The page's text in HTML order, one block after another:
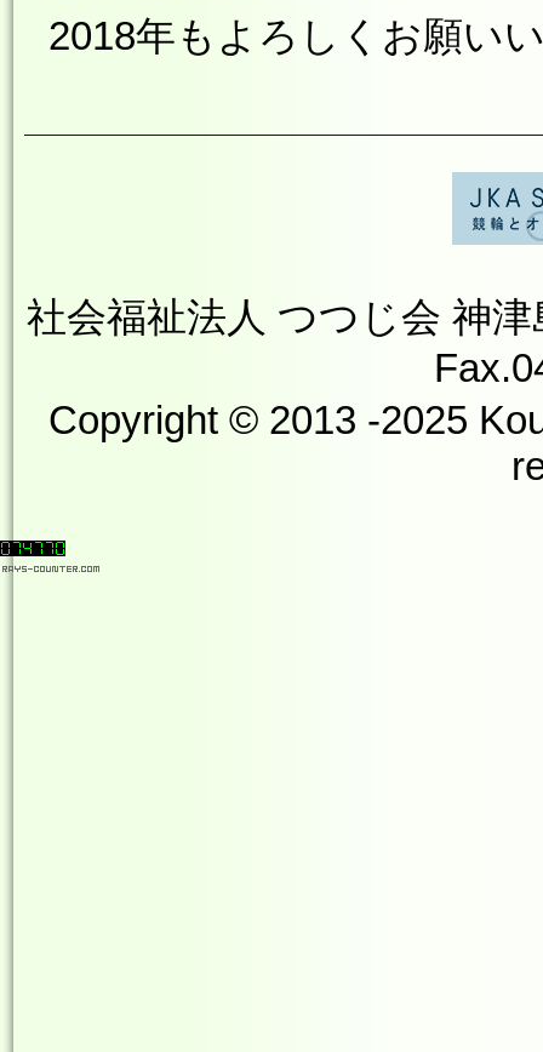
2018年もよろしくお願い
社会福祉法人 つつじ会 神
Copyright © 2013 -2025